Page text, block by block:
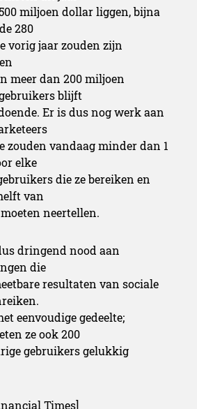
miljoen dollar liggen, bijna
280
vorig jaar zouden zijn
meer dan 200 miljoen
blijft
Er is dus nog werk aan
zouden vandaag minder dan 1
elke
die ze bereiken en
van
neertellen.
dringend nood aan
die
resultaten van sociale
eenvoudige gedeelte;
ze ook 200
gebruikers gelukkig
Times]